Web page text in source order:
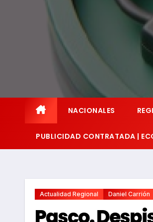
NACIONALES
PUBLICIDAD CONTRATADA |
Actualidad Regional Daniel Carrión